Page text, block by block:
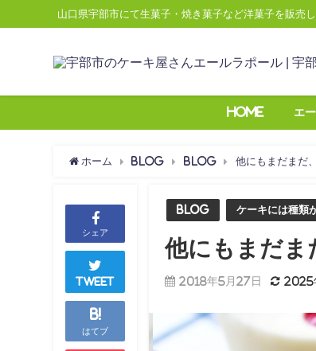
山口県宇部市にて生菓子・焼き菓子など洋菓子を販売し
Home エ
ホーム BLOG Blog 他にもまだまだ
シェア
Tweet
B!
はてブ
Blog ケーキには種類
他にもまだま
2018年5月27日 2025